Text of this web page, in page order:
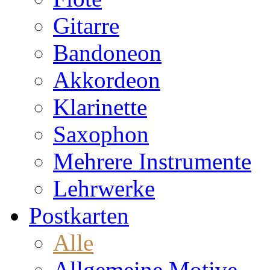
Gitarre
Bandoneon
Akkordeon
Klarinette
Saxophon
Mehrere Instrumente
Lehrwerke
Postkarten
Alle